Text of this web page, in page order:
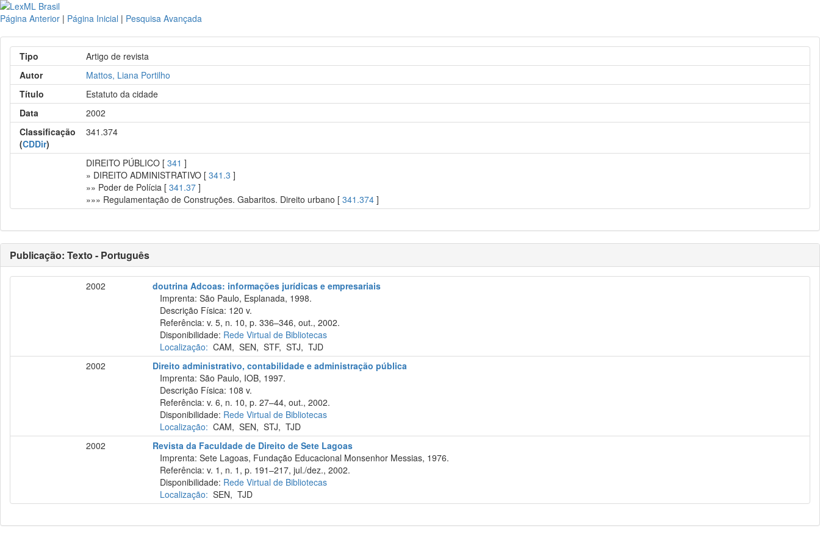
Página Anterior | Página Inicial | Pesquisa Avançada
Tipo
Artigo de revista
Autor
Mattos, Liana Portilho
Título
Estatuto da cidade
Data
2002
Classificação
(CDDir)
341.374
DIREITO PÚBLICO [341 ]
» DIREITO ADMINISTRATIVO [341.3 ]
»» Poder de Polícia [341.37 ]
»»» Regulamentação de Construções. Gabaritos. Direito urbano [341.374 ]
Publicação: Texto - Português
2002
doutrina Adcoas: informações jurídicas e empresariais
Imprenta: São Paulo, Esplanada, 1998.
Descrição Física: 120 v.
Referência: v. 5, n. 10, p. 336–346, out., 2002.
Disponibilidade: Rede Virtual de Bibliotecas
Localização: CAM,SEN,STF,STJ,TJD
2002
Direito administrativo, contabilidade e administração pública
Imprenta: São Paulo, IOB, 1997.
Descrição Física: 108 v.
Referência: v. 6, n. 10, p. 27–44, out., 2002.
Disponibilidade: Rede Virtual de Bibliotecas
Localização: CAM,SEN,STJ,TJD
2002
Revista da Faculdade de Direito de Sete Lagoas
Imprenta: Sete Lagoas, Fundação Educacional Monsenhor Messias, 1976.
Referência: v. 1, n. 1, p. 191–217, jul./dez., 2002.
Disponibilidade: Rede Virtual de Bibliotecas
Localização: SEN,TJD